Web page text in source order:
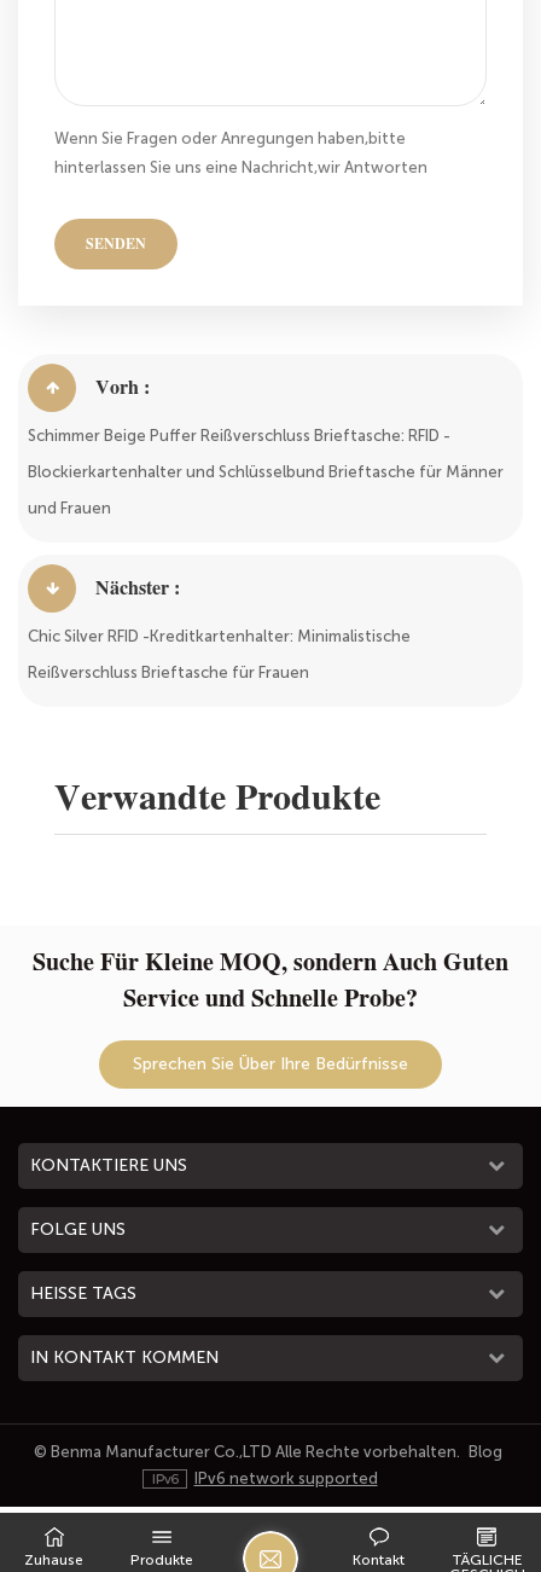
Wenn Sie Fragen oder Anregungen haben,bitte
hinterlassen Sie uns eine Nachricht,wir Antworten
SENDEN
Vorh :
Schimmer Beige Puffer Reißverschluss Brieftasche: RFID -
Blockierkartenhalter und Schlüsselbund Brieftasche für Männer
und Frauen
Nächster :
Chic Silver RFID -Kreditkartenhalter: Minimalistische
Reißverschluss Brieftasche für Frauen
Verwandte Produkte
Suche Für Kleine MOQ, sondern Auch Guten
Service und Schnelle Probe?
Sprechen Sie Über Ihre Bedürfnisse
KONTAKTIERE UNS
FOLGE UNS
HEISSE TAGS
IN KONTAKT KOMMEN
© Benma Manufacturer Co.,LTD Alle Rechte vorbehalten.
Blog
IPv6 network supported
Zuhause Produkte
TÄGLICHE
Kontakt